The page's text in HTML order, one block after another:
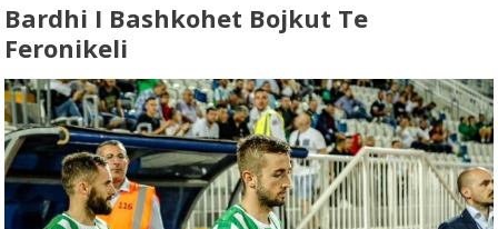
Bardhi I Bashkohet Bojkut Te
Feronikeli